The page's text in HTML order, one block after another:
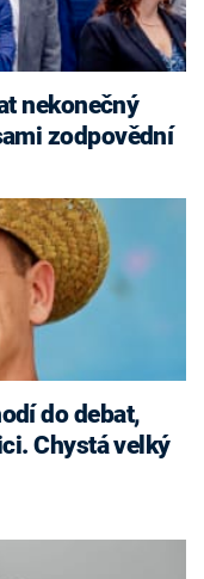
zodpovědní
do debat,
Chystá velký